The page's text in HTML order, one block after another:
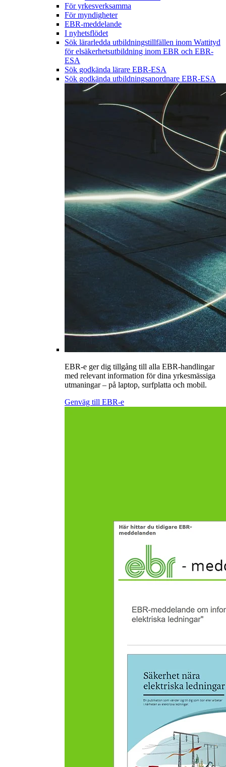
För yrkesverksamma
För myndigheter
EBR-meddelande
I nyhetsflödet
Sök lärarledda utbildningstillfällen inom Wattityd
för elsäkerhetsutbildning inom EBR och EBR-
ESA
Sök godkända lärare EBR-ESA
Sök godkända utbildningsanordnare EBR-ESA
EBR-e ger dig tillgång till alla EBR-handlingar
med relevant information för dina yrkesmässiga
utmaningar – på laptop, surfplatta och mobil.
Genväg till EBR-e